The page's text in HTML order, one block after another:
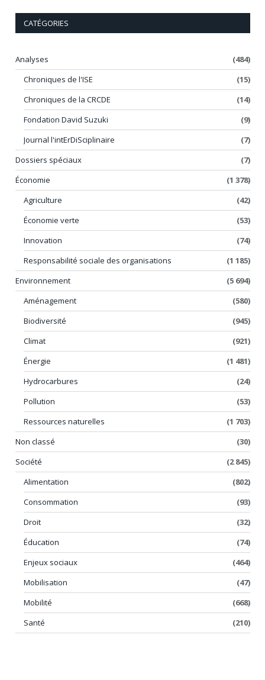
CATÉGORIES
Analyses
(484)
Chroniques de l'ISE
(15)
Chroniques de la CRCDE
(14)
Fondation David Suzuki
(9)
Journal l'intErDiSciplinaire
(7)
Dossiers spéciaux
(7)
Économie
(1 378)
Agriculture
(42)
Économie verte
(53)
Innovation
(74)
Responsabilité sociale des organisations
(1 185)
Environnement
(5 694)
Aménagement
(580)
Biodiversité
(945)
Climat
(921)
Énergie
(1 481)
Hydrocarbures
(24)
Pollution
(53)
Ressources naturelles
(1 703)
Non classé
(30)
Société
(2 845)
Alimentation
(802)
Consommation
(93)
Droit
(32)
Éducation
(74)
Enjeux sociaux
(464)
Mobilisation
(47)
Mobilité
(668)
Santé
(210)